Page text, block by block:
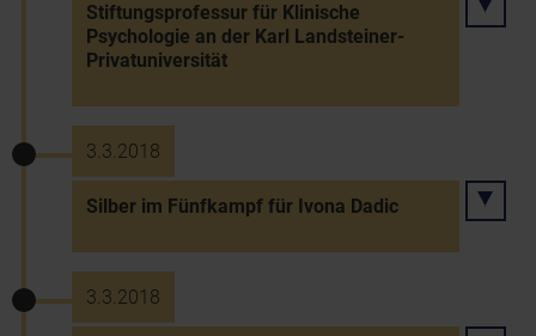
Stiftungsprofessur für Klinische
Psychologie an der Karl Landsteiner-
Privatuniversität
3.3.2018
Silber im Fünfkampf für Ivona Dadic
3.3.2018